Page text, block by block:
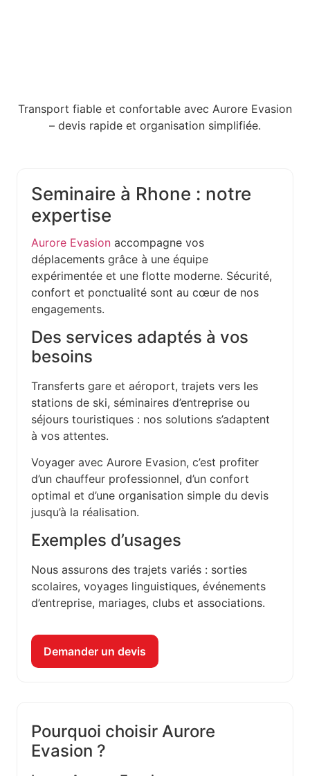
Transport fiable et confortable avec Aurore Evasion
– devis rapide et organisation simplifiée.
Seminaire à Rhone : notre
expertise
Aurore Evasion accompagne vos
déplacements grâce à une équipe
expérimentée et une flotte moderne. Sécurité,
confort et ponctualité sont au cœur de nos
engagements.
Des services adaptés à vos
besoins
Transferts gare et aéroport, trajets vers les
stations de ski, séminaires d’entreprise ou
séjours touristiques : nos solutions s’adaptent
à vos attentes.
Voyager avec Aurore Evasion, c’est profiter
d’un chauffeur professionnel, d’un confort
optimal et d’une organisation simple du devis
jusqu’à la réalisation.
Exemples d’usages
Nous assurons des trajets variés : sorties
scolaires, voyages linguistiques, événements
d’entreprise, mariages, clubs et associations.
Demander un devis
Pourquoi choisir Aurore
Evasion ?